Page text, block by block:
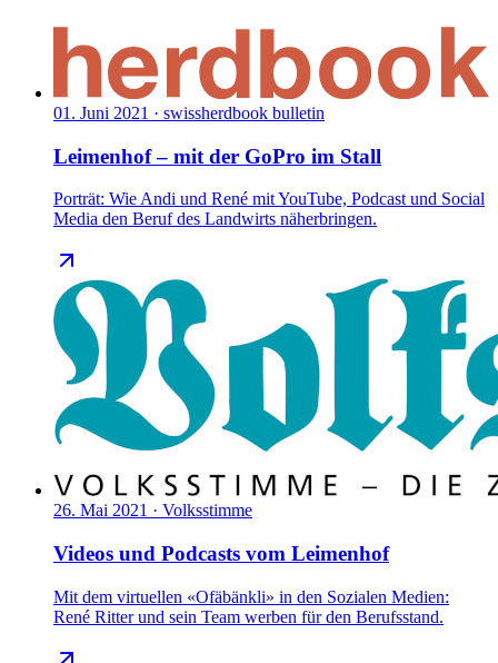
01. Juni 2021 · swissherdbook bulletin
Leimenhof – mit der GoPro im Stall
Porträt: Wie Andi und René mit YouTube, Podcast und Social
Media den Beruf des Landwirts näherbringen.
26. Mai 2021 · Volksstimme
Videos und Podcasts vom Leimenhof
Mit dem virtuellen «Ofäbänkli» in den Sozialen Medien:
René Ritter und sein Team werben für den Berufsstand.